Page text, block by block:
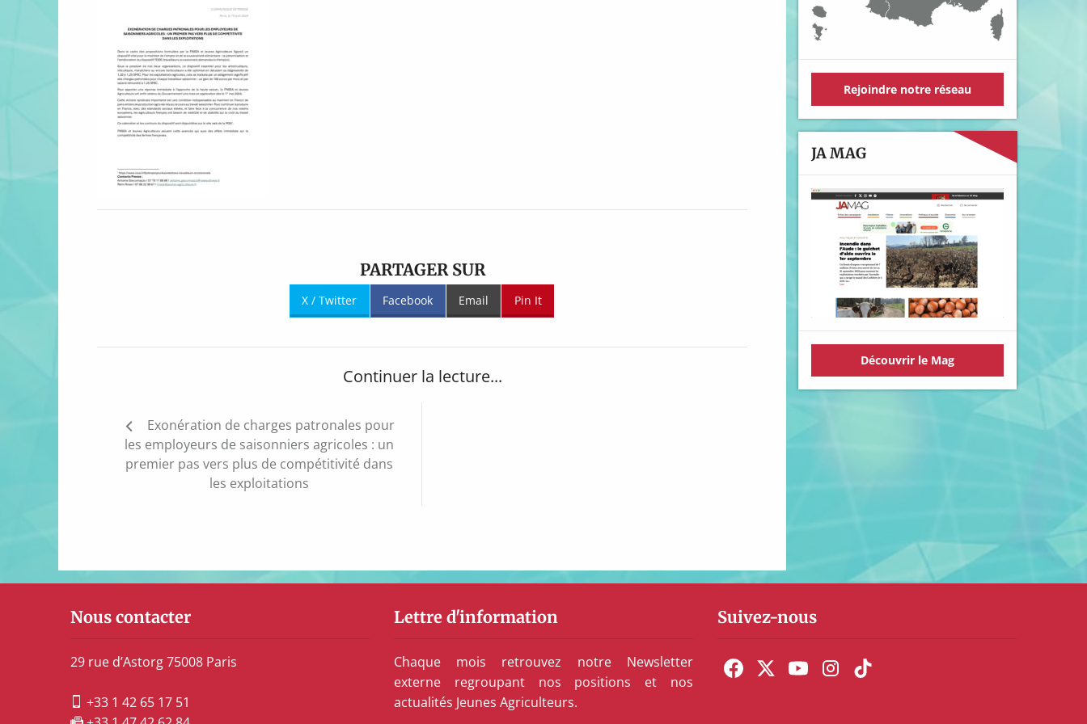
PARTAGER SUR
X / Twitter Facebook Email Pin It
Continuer la lecture...
Navigation
l’article
Exonération de charges patronales pour
les employeurs de saisonniers agricoles : un
premier pas vers plus de compétitivité dans
les exploitations
Rejoindre notre réseau
JA MAG
Découvrir le Mag
Nous contacter
29 rue d’Astorg 75008 Paris
+33 1 42 65 17 51
Lettre d'information
Chaque mois retrouvez notre Newsletter
externe regroupant nos positions et nos
actualités Jeunes Agriculteurs.
Suivez-nous